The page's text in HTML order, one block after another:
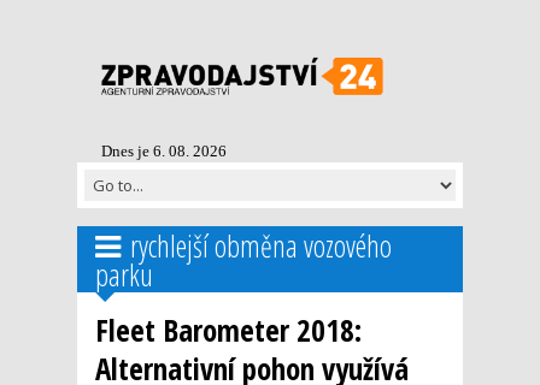
Dnes je 6. 08. 2026
rychlejší obměna vozového
parku
Fleet Barometer 2018:
Alternativní pohon využívá